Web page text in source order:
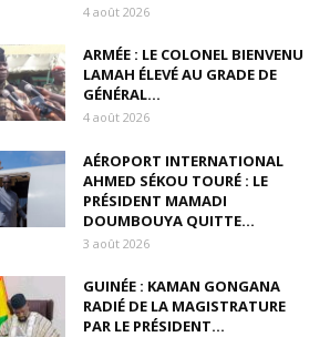
4 août 2026
ARMÉE : LE COLONEL BIENVENU
LAMAH ÉLEVÉ AU GRADE DE
GÉNÉRAL...
4 août 2026
AÉROPORT INTERNATIONAL
AHMED SÉKOU TOURÉ : LE
PRÉSIDENT MAMADI
DOUMBOUYA QUITTE...
3 août 2026
GUINÉE : KAMAN GONGANA
RADIÉ DE LA MAGISTRATURE
PAR LE PRÉSIDENT...